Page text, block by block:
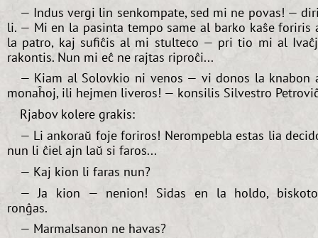
— Indus vergi lin senkompate, sed mi ne povas! —
li. — Mi en la pasinta tempo same al barko kaŝe foriris
la patro, kaj sufiĉis al mi stulteco — pri tio mi al
rakontis. Nun mi eĉ ne rajtas riproĉi...
— Kiam al Solovkio ni venos — vi donos la knabon
monaĥoj, ili hejmen liveros! — konsilis Silvestro
Rjabov kolere grakis:
— Li ankoraŭ foje foriros! Nerompebla estas lia
nun li ĉiel ajn laŭ si faros...
— Kaj kion li faras nun?
— Ja kion — nenion! Sidas en la holdo,
ronĝas.
— Marmalsanon ne havas?